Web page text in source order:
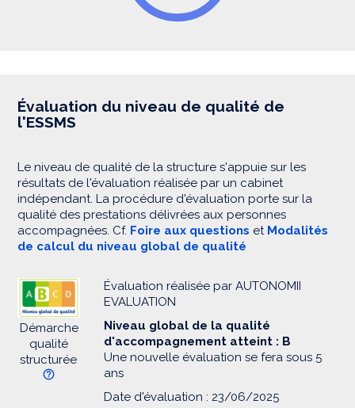
Évaluation du niveau de qualité de
l'ESSMS
Le niveau de qualité de la structure s'appuie sur les
résultats de l'évaluation réalisée par un cabinet
indépendant. La procédure d'évaluation porte sur la
qualité des prestations délivrées aux personnes
accompagnées. Cf. Foire aux questions et Modalités
de calcul du niveau global de qualité
Démarche
qualité
structurée
Évaluation réalisée par AUTONOMII
EVALUATION
Niveau global de la qualité
d'accompagnement atteint : B
Une nouvelle évaluation se fera sous 5
ans
Date d'évaluation : 23/06/2025